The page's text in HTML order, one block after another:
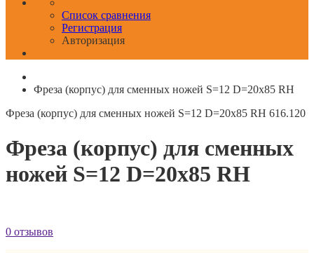
Список сравнения
Регистрация
Авторизация
Фреза (корпус) для сменных ножей S=12 D=20x85 RH
Фреза (корпус) для сменных ножей S=12 D=20x85 RH 616.120
Фреза (корпус) для сменных
ножей S=12 D=20x85 RH
0 отзывов